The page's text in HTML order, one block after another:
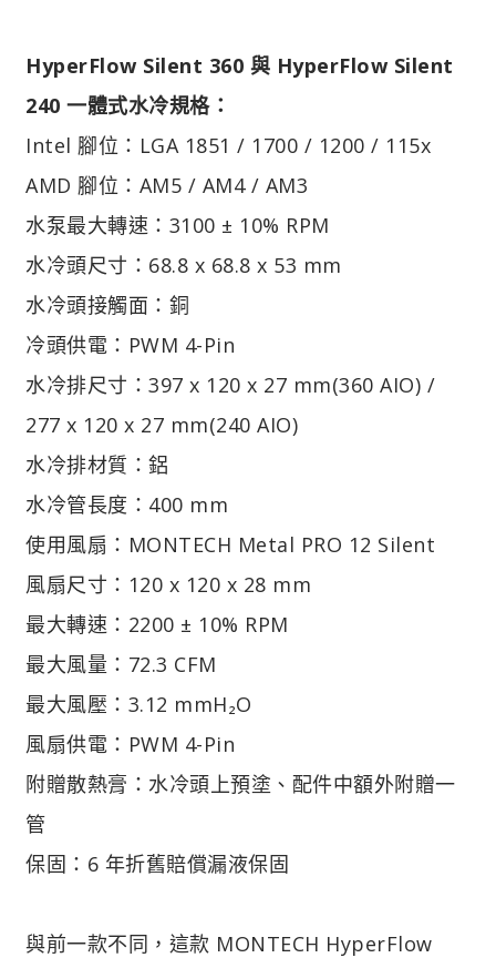
HyperFlow Silent 360 與 HyperFlow Silent
240 一體式水冷規格：
Intel 腳位：LGA 1851 / 1700 / 1200 / 115x
AMD 腳位：AM5 / AM4 / AM3
水泵最大轉速：3100 ± 10% RPM
水冷頭尺寸：68.8 x 68.8 x 53 mm
水冷頭接觸面：銅
冷頭供電：PWM 4-Pin
水冷排尺寸：397 x 120 x 27 mm(360 AIO) /
277 x 120 x 27 mm(240 AIO)
水冷排材質：鋁
水冷管長度：400 mm
使用風扇：MONTECH Metal PRO 12 Silent
風扇尺寸：120 x 120 x 28 mm
最大轉速：2200 ± 10% RPM
最大風量：72.3 CFM
最大風壓：3.12 mmH₂O
風扇供電：PWM 4-Pin
附贈散熱膏：水冷頭上預塗、配件中額外附贈一
管
保固：6 年折舊賠償漏液保固
與前一款不同，這款 MONTECH HyperFlow